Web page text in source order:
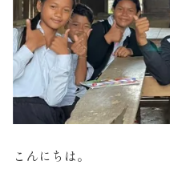
こんにちは。